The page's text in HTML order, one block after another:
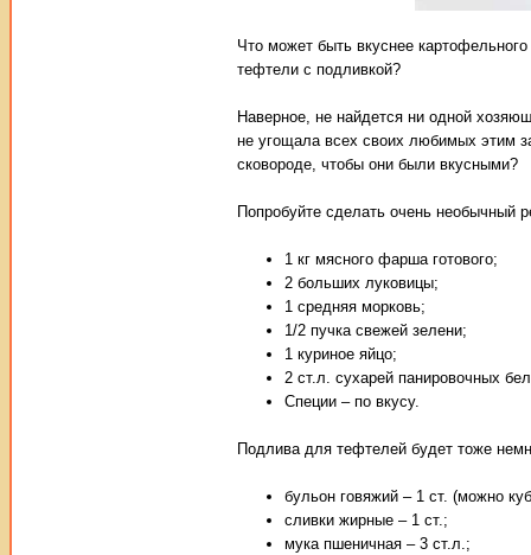
Что может быть вкуснее
тефтели с подливкой?
Наверное, не найдется ни одной
не угощала всех своих любимых этим
сковороде, чтобы они были вкусными?
Попробуйте сделать очень необычный
1 кг мясного фарша готового;
2 больших луковицы;
1 средняя морковь;
1/2 пучка свежей зелени;
1 куриное яйцо;
2 ст.л. сухарей панировочных
Специи – по вкусу.
Подлива для тефтелей будет тоже
бульон говяжий – 1 ст. (можно
сливки жирные – 1 ст.;
мука пшеничная – 3 ст.л.;